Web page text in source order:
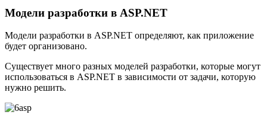
Модели разработки в ASP.NET
Модели разработки в ASP.NET определяют, как приложение
будет организовано.
Существует много разных моделей разработки, которые могут
использоваться в ASP.NET в зависимости от задачи, которую
нужно решить.